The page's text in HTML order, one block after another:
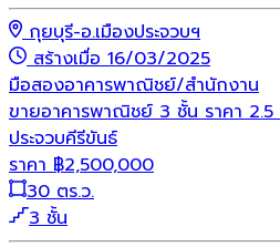
กุยบุรี-อ.เมืองประจวบฯ
สร้างเมื่อ 16/03/2025
มือสองอาคารพาณิชย์/สำนักงาน
ขายอาคารพาณิชย์ 3 ชั้น ราคา 2.5
ประจวบคีรีขันธ์
ราคา ฿2,500,000
30 ตร.ว.
3 ชั้น